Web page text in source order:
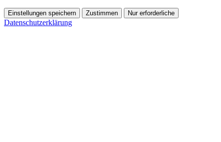
Einstellungen speichern Zustimmen Nur erforderliche
Datenschutzerklärung